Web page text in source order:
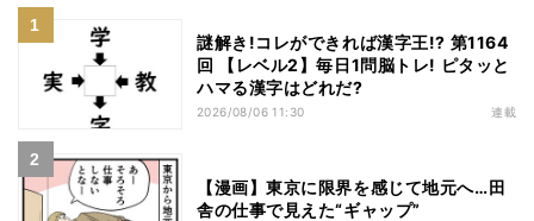
謎解き!コレができれば漢字王!? 第1164
回 【レベル2】毎日1問脳トレ! ピタッと
ハマる漢字はどれだ?
2026/08/06 11:30 連載
【漫画】東京に限界を感じて地元へ…田
舎の仕事で見えた“ギャップ”